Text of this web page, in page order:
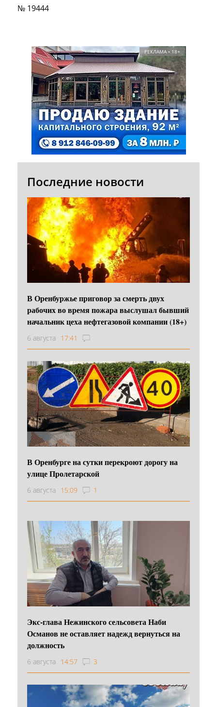
№ 19444
РЕКЛАМА • 18+
Последние новости
В Оренбуржье приговор за смерть двух
рабочих во время пожара выслушал бывший
начальник цеха нефтегазовой компании (18+)
6 августа 17:41
В Оренбурге на сутки перекроют дорогу на
улице Пролетарской
6 августа 15:09 1
Экс-глава Нежинского сельсовета Наби
Османов не оставляет надежд вернуться на
должность
6 августа 14:57 3